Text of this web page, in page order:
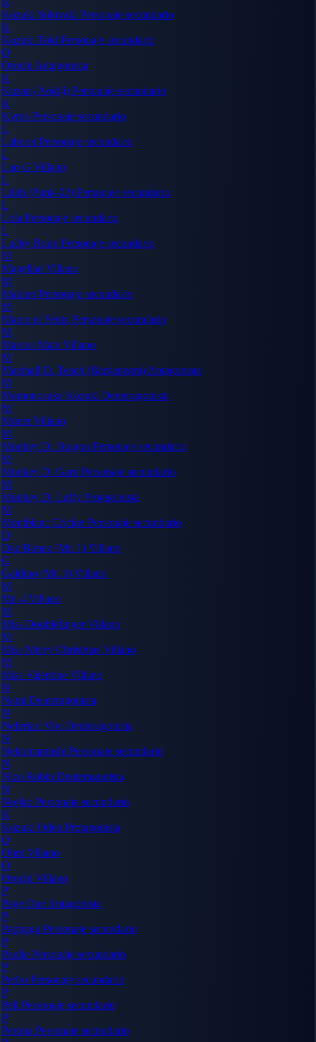
Kozuki Sukiyaki Personaje secundario
K
Kozuki Toki Personaje secundario
O
Orochi Antagonista
K
Kuzan (Aokiji) Personaje secundario
K
Kyros Personaje secundario
L
Laboon Personaje secundario
L
Lao G Villano
L
Lilith (Punk-02) Personaje secundario
L
Lola Personaje secundario
L
Lucky Roux Personaje secundario
M
Magellan Villano
M
Makino Personaje secundario
M
Marco el Fénix Personaje secundario
M
Marcus Mars Villano
M
Marshall D. Teach (Barbanegra) Antagonista
M
Momonosuke Kozuki Deuteragonista
M
Monet Villano
M
Monkey D. Dragon Personaje secundario
M
Monkey D. Garp Personaje secundario
M
Monkey D. Luffy Protagonista
M
Montblanc Cricket Personaje secundario
D
Daz Bonez (Mr. 1) Villano
G
Galdino (Mr. 3) Villano
M
Mr. 4 Villano
M
Miss DoublefingerVillano
M
Miss Merry Christmas Villano
M
Miss Valentine Villano
N
Nami Deuteragonista
N
Nefertari Vivi Deuteragonista
N
Nekomamushi Personaje secundario
N
Nico Robin Deuteragonista
N
Nojiko Personaje secundario
K
Kozuki Oden Protagonista
O
Ohm Villano
O
Orochi Villano
P
Page One Antagonista
P
Pappagu Personaje secundario
P
Paulie Personaje secundario
P
Pedro Personaje secundario
P
Pell Personaje secundario
P
Perona Personaje secundario